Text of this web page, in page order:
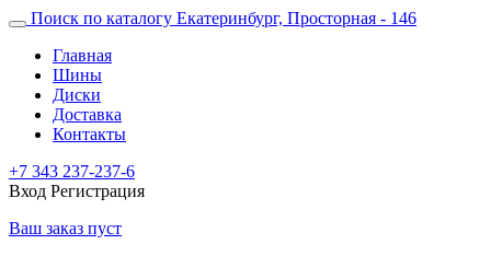
Поиск по каталогу Екатеринбург, Просторная - 146
Главная
Шины
Диски
Доставка
Контакты
+7 343 237-237-6
Вход Регистрация
Ваш заказ пуст